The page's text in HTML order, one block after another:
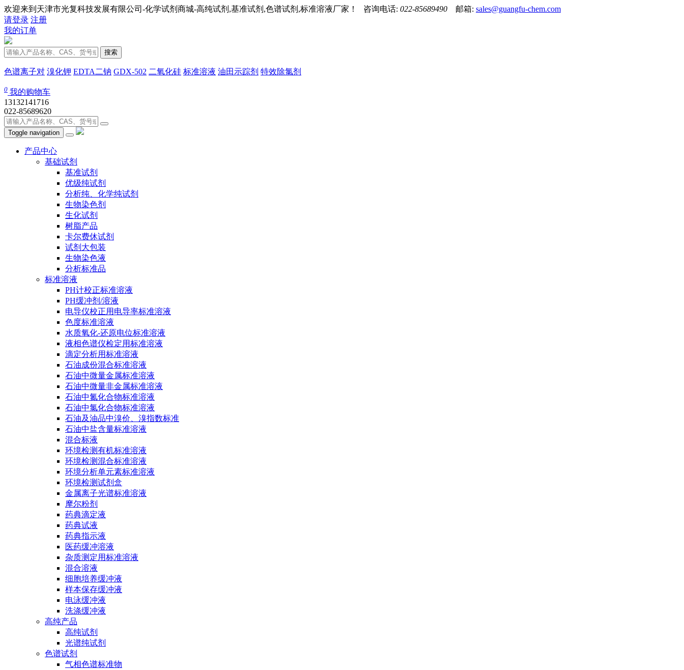
欢迎来到天津市光复科技发展有限公司-化学试剂商城-高纯试剂,基准试剂,色谱试剂,标准溶液厂家！ 咨询电话: 022-85689490 邮箱: sales@guangfu-chem.com
请登录 注册
我的订单
搜索
色谱离子对 溴化钾 EDTA二钠 GDX-502 二氧化硅 标准溶液 油田示踪剂 特效除氯剂
0 我的购物车
13132141716
022-85689620
Toggle navigation
产品中心
基础试剂
基准试剂
优级纯试剂
分析纯、化学纯试剂
生物染色剂
生化试剂
树脂产品
卡尔费休试剂
试剂大包装
生物染色液
分析标准品
标准溶液
PH计校正标准溶液
PH缓冲剂/溶液
电导仪校正用电导率标准溶液
色度标准溶液
水质氧化-还原电位标准溶液
液相色谱仪检定用标准溶液
滴定分析用标准溶液
石油成份混合标准溶液
石油中微量金属标准溶液
石油中微量非金属标准溶液
石油中氮化合物标准溶液
石油中氯化合物标准溶液
石油及油品中溴价、溴指数标准
石油中盐含量标准溶液
混合标液
环境检测有机标准溶液
环境检测混合标准溶液
环境分析单元素标准溶液
环境检测试剂盒
金属离子光谱标准溶液
摩尔粉剂
药典滴定液
药典试液
药典指示液
医药缓冲溶液
杂质测定用标准溶液
混合溶液
细胞培养缓冲液
样本保存缓冲液
电泳缓冲液
洗涤缓冲液
高纯产品
高纯试剂
光谱纯试剂
色谱试剂
气相色谱标准物